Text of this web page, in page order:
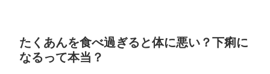
たくあんを食べ過ぎると体に悪い？下痢に
なるって本当？